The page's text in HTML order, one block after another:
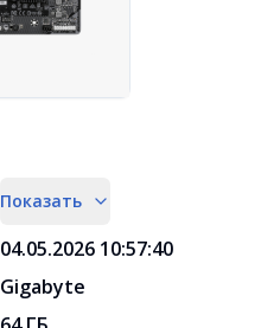
Показать
04.05.2026 10:57:40
Gigabyte